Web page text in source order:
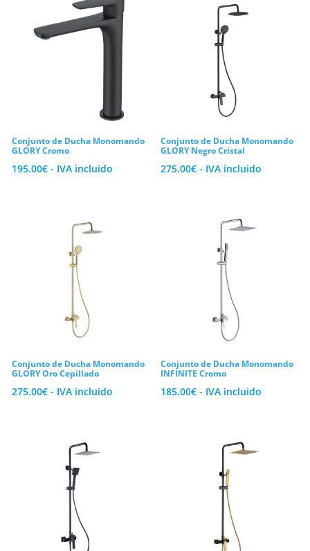
Conjunto de Ducha Monomando
GLORY Cromo
195.00€ - IVA incluido
Conjunto de Ducha Monomando
GLORY Negro Cristal
275.00€ - IVA incluido
Conjunto de Ducha Monomando
GLORY Oro Cepillado
275.00€ - IVA incluido
Conjunto de Ducha Monomando
INFINITE Cromo
185.00€ - IVA incluido